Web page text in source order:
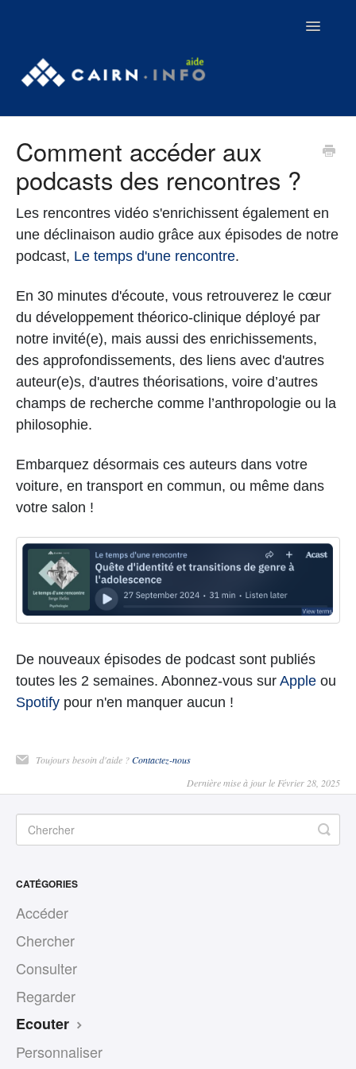
Toggle
Contact
Tutoriels
Webinaires
Aller sur Cairn.info
Comment accéder aux
podcasts des rencontres ?
Les rencontres vidéo s'enrichissent également en
une déclinaison audio grâce aux épisodes de notre
podcast, Le temps d'une rencontre.
En 30 minutes d'écoute, vous retrouverez le cœur
du développement théorico-clinique déployé par
notre invité(e), mais aussi des enrichissements,
des approfondissements, des liens avec d'autres
auteur(e)s, d'autres théorisations, voire d’autres
champs de recherche comme l’anthropologie ou la
philosophie.
Embarquez désormais ces auteurs dans votre
voiture, en transport en commun, ou même dans
votre salon !
De nouveaux épisodes de podcast sont publiés
toutes les 2 semaines. Abonnez-vous sur Apple ou
Spotify pour n'en manquer aucun !
Toujours besoin d'aide ?Contactez-nous
Dernière mise à jour le Février 28, 2025
CATÉGORIES
Accéder
Chercher
Consulter
Regarder
Ecouter
Personnaliser